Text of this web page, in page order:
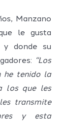
Manzano
le gusta
y donde su
“Los
he tenido la
los que les
transmite
y esta